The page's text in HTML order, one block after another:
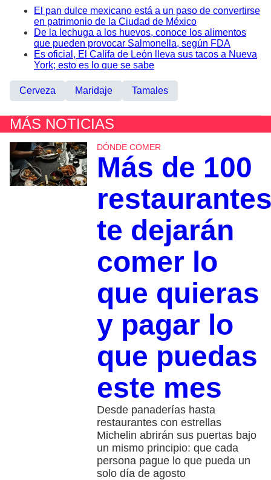
El pan dulce mexicano está a un paso de convertirse
en patrimonio de la Ciudad de México
De la lechuga a los huevos, conoce los alimentos
que pueden provocar Salmonella, según FDA
Es oficial, El Califa de León lleva sus tacos a Nueva
York; esto es lo que se sabe
Cerveza Maridaje Tamales
MÁS NOTICIAS
DÓNDE COMER
Más de 100
te dejarán
comer lo
que quieras
y pagar lo
que puedas
este mes
Desde panaderías hasta
restaurantes con estrellas
Michelin abrirán sus puertas bajo
un mismo principio: que cada
persona pague lo que pueda un
solo día de agosto